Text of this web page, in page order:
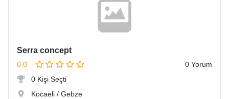
Serra concept
0.0
0 Yorum
0 Kişi Seçti
Kocaeli / Gebze